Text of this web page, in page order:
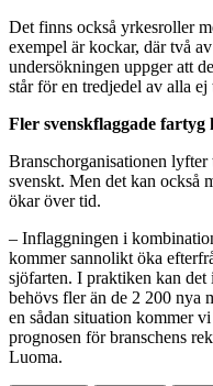
Det finns också yrkesroller
exempel är kockar, där två
undersökningen uppger att
står för en tredjedel av alla
Fler svenskflaggade
Branschorganisationen
svenskt. Men det kan också
ökar över tid.
– Inflaggningen i
kommer sannolikt öka
sjöfarten. I praktiken kan det
behövs fler än de 2 200 nya
en sådan situation kommer
prognosen för branschens
Luoma.